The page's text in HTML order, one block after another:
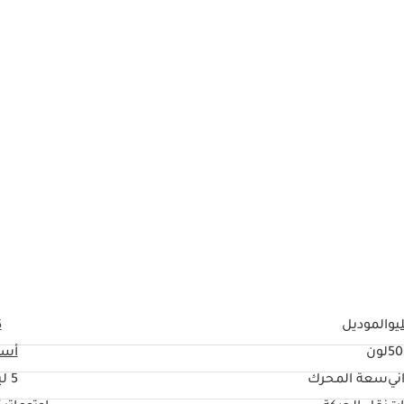
كهربائي بالمقاعد مع خاصية التدفئة، مكيف خلفي منفصل، تحكم بالمقود،
الموديل
لون
سعة المحرك
5 ليتر